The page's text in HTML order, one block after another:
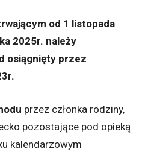
od 1 listopada
2025r. należy
osiągnięty przez
przez członka rodziny,
pozostające pod opieką
kalendarzowym